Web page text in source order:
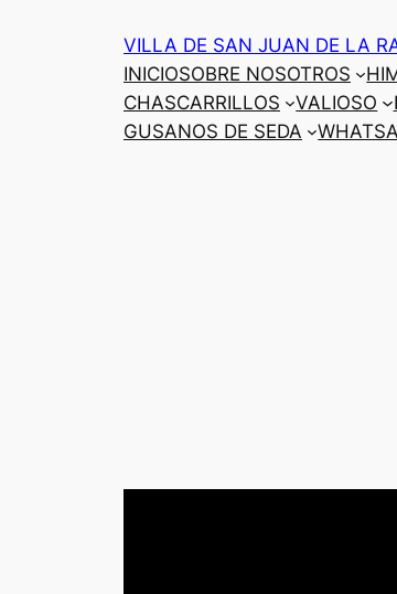
VILLA DE SAN JUAN DE LA
INICIOSOBRE NOSOTROS
CHASCARRILLOS
VALIOSO
GUSANOS DE SEDA